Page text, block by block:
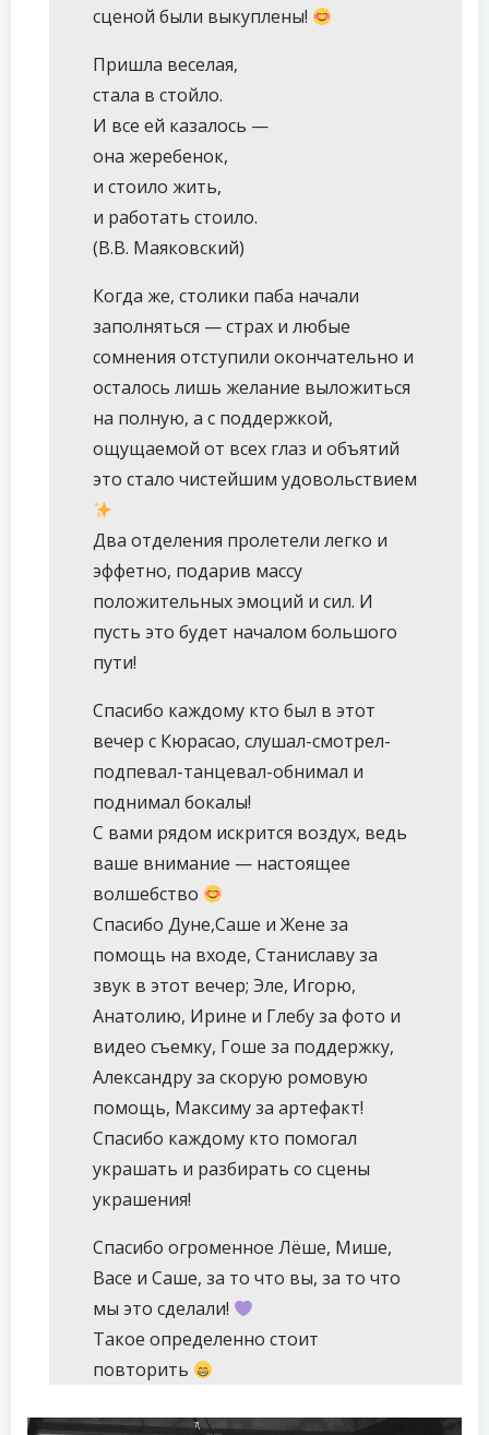
сценой были выкуплены!
Пришла веселая,
стала в стойло.
И все ей казалось —
она жеребенок,
и стоило жить,
и работать стоило.
(В.В. Маяковский)
Когда же, столики паба начали
заполняться — страх и любые
сомнения отступили окончательно и
осталось лишь желание выложиться
на полную, а с поддержкой,
ощущаемой от всех глаз и объятий
это стало чистейшим удовольствием
Два отделения пролетели легко и
эффетно, подарив массу
положительных эмоций и сил. И
пусть это будет началом большого
пути!
Спасибо каждому кто был в этот
вечер с Кюрасао, слушал-смотрел-
подпевал-танцевал-обнимал и
поднимал бокалы!
С вами рядом искрится воздух, ведь
ваше внимание — настоящее
волшебство
Спасибо Дуне,Саше и Жене за
помощь на входе, Станиславу за
звук в этот вечер; Эле, Игорю,
Анатолию, Ирине и Глебу за фото и
видео съемку, Гоше за поддержку,
Александру за скорую ромовую
помощь, Максиму за артефакт!
Спасибо каждому кто помогал
украшать и разбирать со сцены
украшения!
Спасибо огроменное Лёше, Мише,
Васе и Саше, за то что вы, за то что
мы это сделали!
Такое определенно стоит
повторить